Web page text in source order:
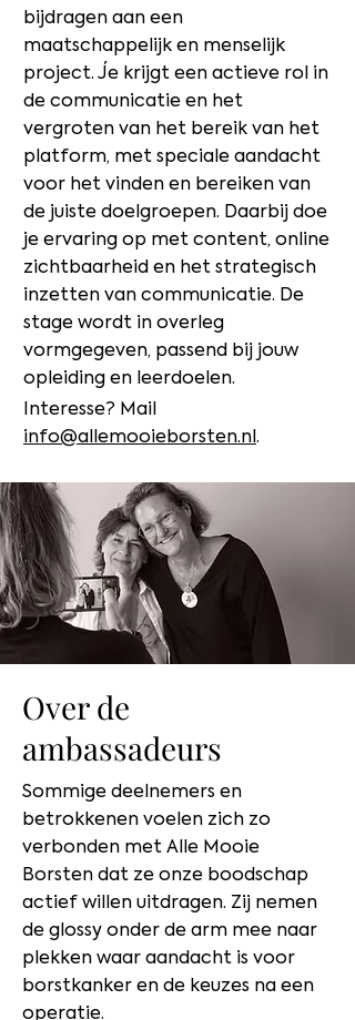
bijdragen aan een
maatschappelijk en menselijk
project. Je krijgt een actieve rol in
de communicatie en het
vergroten van het bereik van het
platform, met speciale aandacht
voor het vinden en bereiken van
de juiste doelgroepen. Daarbij doe
je ervaring op met content, online
zichtbaarheid en het strategisch
inzetten van communicatie. De
stage wordt in overleg
vormgegeven, passend bij jouw
opleiding en leerdoelen.
Interesse? Mail
info@allemooieborsten.nl .
Over de
ambassadeurs
Sommige deelnemers en
betrokkenen voelen zich zo
verbonden met Alle Mooie
Borsten dat ze onze boodschap
actief willen uitdragen. Zij nemen
de glossy onder de arm mee naar
plekken waar aandacht is voor
borstkanker en de keuzes na een
operatie.